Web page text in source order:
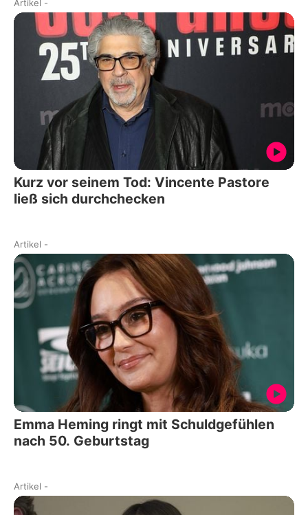
Artikel -
Kurz vor seinem Tod: Vincente Pastore
ließ sich durchchecken
Artikel -
Emma Heming ringt mit Schuldgefühlen
nach 50. Geburtstag
Artikel -